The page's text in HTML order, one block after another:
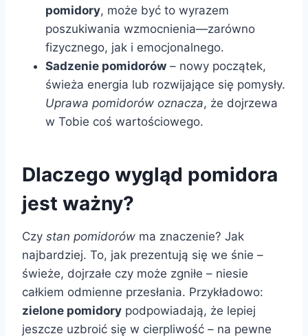
pomidory, może być to wyrazem
poszukiwania wzmocnienia—zarówno
fizycznego, jak i emocjonalnego.
Sadzenie pomidorów – nowy początek,
świeża energia lub rozwijające się pomysły.
Uprawa pomidorów oznacza, że dojrzewa
w Tobie coś wartościowego.
Dlaczego wygląd pomidora
jest ważny?
Czy stan pomidorów ma znaczenie? Jak
najbardziej. To, jak prezentują się we śnie –
świeże, dojrzałe czy może zgniłe – niesie
całkiem odmienne przesłania. Przykładowo:
zielone pomidory podpowiadają, że lepiej
jeszcze uzbroić się w cierpliwość – na pewne